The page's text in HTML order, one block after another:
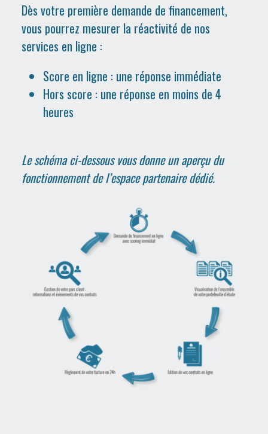
Dès votre première demande de financement,
vous pourrez mesurer la réactivité de nos
services en ligne :
Score en ligne : une réponse immédiate
Hors score : une réponse en moins de 4
heures
Le schéma ci-dessous vous donne un aperçu du
fonctionnement de l’espace partenaire dédié.